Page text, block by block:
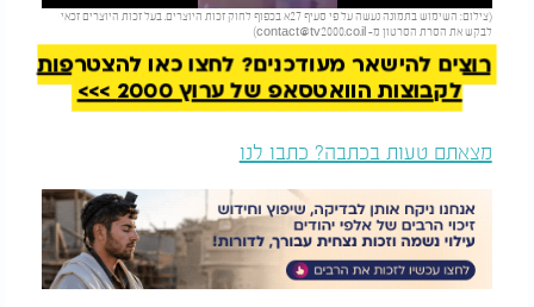
Video
(צילום: השימוש בתמונה נעשה על פי סעיף 27א בכפוף לחוק זכות היוצרים. בעל זכות היוצרים זכאי
לבקש את הסרת הסרטון מ- contact@tv2000.co.il
)
רוצים להישאר מעודכנים? לחצו כאן להצטרפות
לקבוצות הוואטסאפ של ערוץ 2000 >>>
מצאתם טעות בכתבה? כתבו לנו